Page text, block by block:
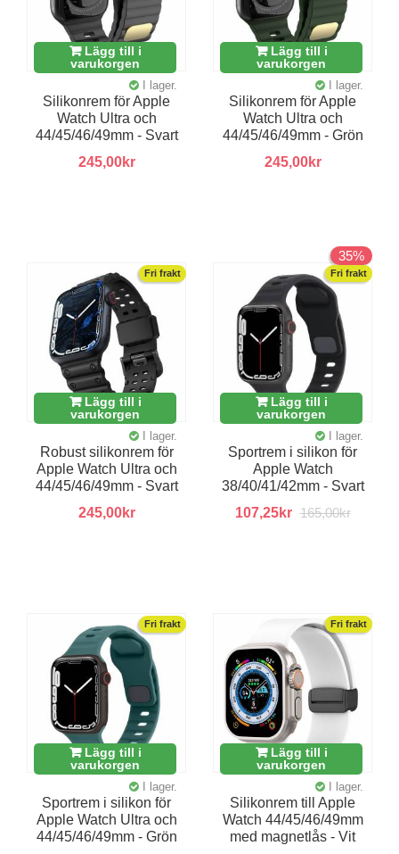
Lägg till i
varukorgen
I lager.
Silikonrem för Apple
Watch Ultra och
44/45/46/49mm - Svart
245,00kr
Lägg till i
varukorgen
I lager.
Silikonrem för Apple
Watch Ultra och
44/45/46/49mm - Grön
245,00kr
Fri frakt
Lägg till i
varukorgen
I lager.
Robust silikonrem för
Apple Watch Ultra och
44/45/46/49mm - Svart
245,00kr
35%
Fri frakt
Lägg till i
varukorgen
I lager.
Sportrem i silikon för
Apple Watch
38/40/41/42mm - Svart
107,25kr 165,00kr
Fri frakt
Lägg till i
varukorgen
I lager.
Sportrem i silikon för
Apple Watch Ultra och
44/45/46/49mm - Grön
Fri frakt
Lägg till i
varukorgen
I lager.
Silikonrem till Apple
Watch 44/45/46/49mm
med magnetlås - Vit